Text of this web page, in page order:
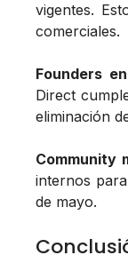
vigentes.
comerciales.
Founders
Direct
eliminación
Community
internos
de mayo.